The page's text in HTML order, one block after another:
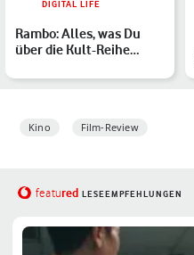
DIGITAL LIFE
Rambo: Alles, was Du
über die Kult-Reihe
Kino Film-Review
featured LESEEMPFEHLUNGEN